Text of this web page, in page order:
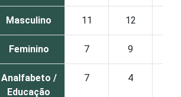
Masculino 11 12
Feminino 7 9
Analfabeto /
Educação
7 4